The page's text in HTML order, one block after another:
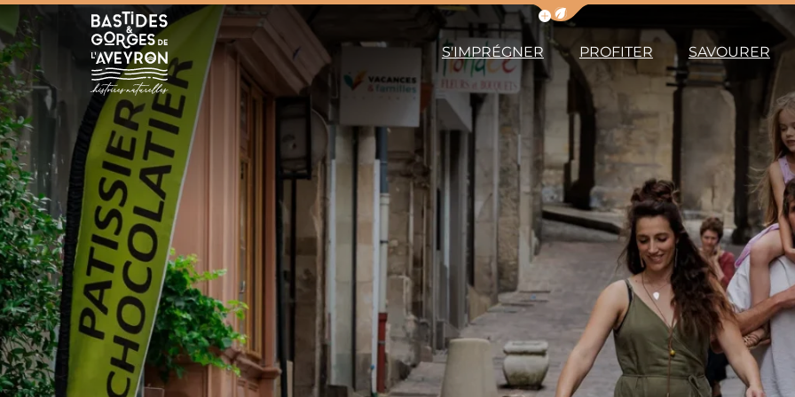
Afficher la barre de navigation du
Bastides et Gorges de l&#039;Aveyron
S'IMPRÉGNER PROFITER SAVOURER